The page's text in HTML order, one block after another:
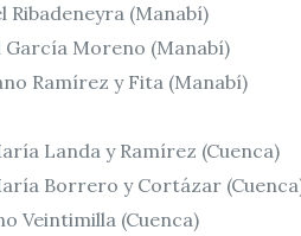
Ribadeneyra (Manabí)
García Moreno (Manabí)
Ramírez y Fita (Manabí)
Landa y Ramírez (Cuenca)
Borrero y Cortázar
Veintimilla (Cuenca)